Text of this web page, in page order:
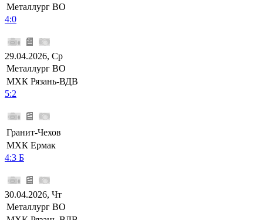
Металлург ВО
4:0
29.04.2026, Ср
Металлург ВО
МХК Рязань-ВДВ
5:2
Гранит-Чехов
МХК Ермак
4:3 Б
30.04.2026, Чт
Металлург ВО